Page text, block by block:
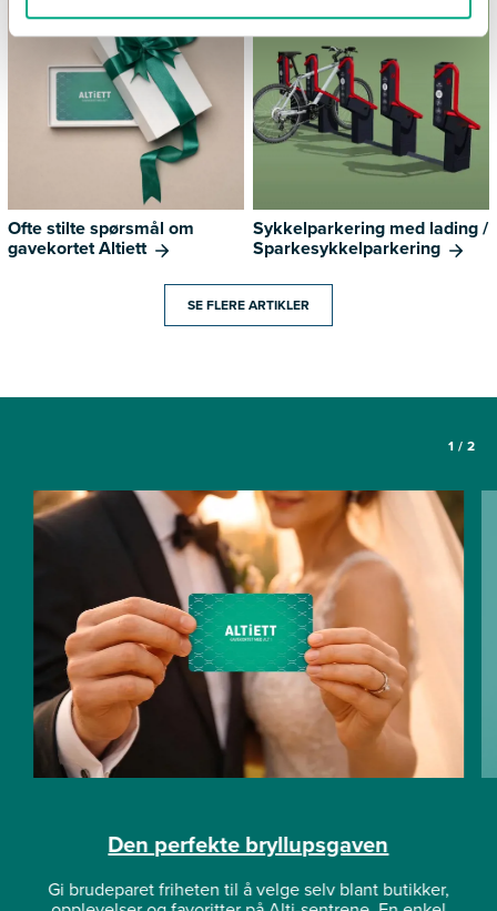
Ofte stilte spørsmål om
gavekortet Altiett
Sykkelparkering med lading /
Sparkesykkelparkering
SE FLERE ARTIKLER
1 / 2
Den perfekte bryllupsgaven
Gi brudeparet friheten til å velge selv blant butikker,